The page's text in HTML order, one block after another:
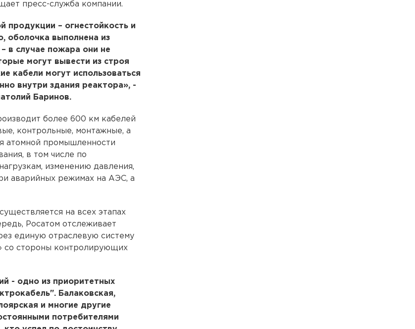
пресс-служба компании.
продукции – огнестойкость и
оболочка выполнена из
в случае пожара они не
могут вывести из строя
кабели могут использоваться
внутри здания реактора», -
Баринов.
более 600 км кабелей
контрольные, монтажные, а
атомной промышленности
в том числе по
изменению давления,
аварийных режимах на АЭС, а
на всех этапах
Росатом отслеживает
единую отраслевую систему
со стороны контролирующих
- одно из приоритетных
Балаковская,
и многие другие
потребителями